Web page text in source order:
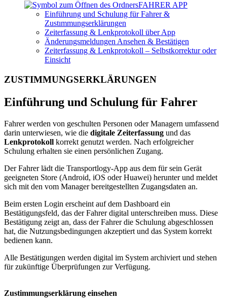
FAHRER APP
Einführung und Schulung für Fahrer &
Zustımmungserklärungen
Zeiterfassung & Lenkprotokoll über App
Änderungsmeldungen Ansehen & Bestätigen
Zeiterfassung & Lenkprotokoll – Selbstkorrektur oder
Einsicht
ZUSTIMMUNGSERKLÄRUNGEN
Einführung und Schulung für Fahrer
Fahrer werden von geschulten Personen oder Managern umfassend
darin unterwiesen, wie die digitale Zeiterfassung und das
Lenkprotokoll korrekt genutzt werden. Nach erfolgreicher
Schulung erhalten sie einen persönlichen Zugang.
Der Fahrer lädt die Transportlogy-App aus dem für sein Gerät
geeigneten Store (Android, iOS oder Huawei) herunter und meldet
sich mit den vom Manager bereitgestellten Zugangsdaten an.
Beim ersten Login erscheint auf dem Dashboard ein
Bestätigungsfeld, das der Fahrer digital unterschreiben muss. Diese
Bestätigung zeigt an, dass der Fahrer die Schulung abgeschlossen
hat, die Nutzungsbedingungen akzeptiert und das System korrekt
bedienen kann.
Alle Bestätigungen werden digital im System archiviert und stehen
für zukünftige Überprüfungen zur Verfügung.
Zustimmungserklärung einsehen